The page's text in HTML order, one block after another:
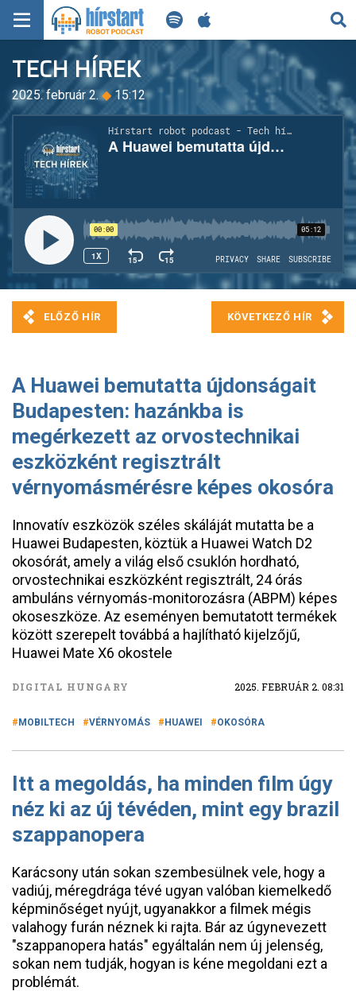
KERESÉS
KEZDŐLAP
FRISS HÍREK
TECH HÍREK
FILM-ZENE-SZÓRAKOZÁS
PLAYLIST
MI AZ A ROBOT PODCAST?
TECH HÍREK
2025. február 2.◆ 15:12
A Huawei bemutatta újdonságait
Budapesten: hazánkba is
megérkezett az orvostechnikai
eszközként regisztrált
vérnyomásmérésre képes okosóra
Innovatív eszközök széles skáláját mutatta be a
Huawei Budapesten, köztük a Huawei Watch D2
okosórát, amely a világ első csuklón hordható,
orvostechnikai eszközként regisztrált, 24 órás
ambuláns vérnyomás-monitorozásra (ABPM) képes
okoseszköze. Az eseményen bemutatott termékek
között szerepelt továbbá a hajlítható kijelzőjű,
Huawei Mate X6 okostele
DIGITAL HUNGARY 2025. FEBRUÁR 2. 08:31
MOBILTECH VÉRNYOMÁS HUAWEI OKOSÓRA
Itt a megoldás, ha minden film úgy
néz ki az új tévéden, mint egy brazil
szappanopera
Karácsony után sokan szembesülnek vele, hogy a
vadiúj, méregdrága tévé ugyan valóban kiemelkedő
képminőséget nyújt, ugyanakkor a filmek mégis
valahogy furán néznek ki rajta. Bár az úgynevezett
"szappanopera hatás" egyáltalán nem új jelenség,
sokan nem tudják, hogyan is kéne megoldani ezt a
problémát.